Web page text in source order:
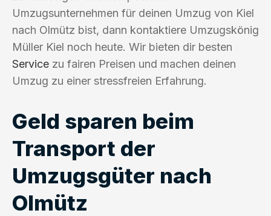
Umzugsunternehmen für deinen Umzug von Kiel
nach Olmütz bist, dann kontaktiere Umzugskönig
Müller Kiel noch heute. Wir bieten dir besten
Service zu fairen Preisen und machen deinen
Umzug zu einer stressfreien Erfahrung.
Geld sparen beim
Transport der
Umzugsgüter nach
Olmütz